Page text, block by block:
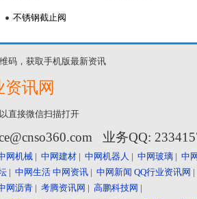
不锈钢截止阀
码，获取手机版最新资讯
资讯网
直接微信扫描打开
业务QQ:
网机械 | 中网建材 | 中网机器人 | 中网玻璃 | 中
| 中网生活 中网资讯 | 中网新闻 QQ行业资讯网
网沥青 | 考腾资讯网 | 高鹏科技网 |